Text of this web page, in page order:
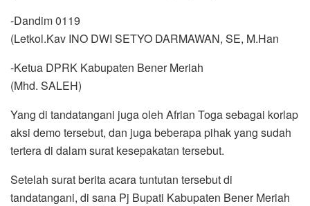
-Dandim 0119
(Letkol.Kav INO DWI SETYO DARMAWAN, SE, M.Han
-Ketua DPRK Kabupaten Bener Meriah
(Mhd. SALEH)
Yang di tandatangani juga oleh Afrian Toga sebagai korlap
aksi demo tersebut, dan juga beberapa pihak yang sudah
tertera di dalam surat kesepakatan tersebut.
Setelah surat berita acara tuntutan tersebut di
tandatangani, di sana Pj Bupati Kabupaten Bener Meriah